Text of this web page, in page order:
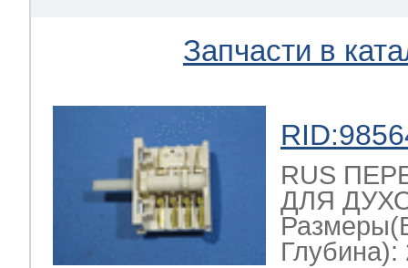
Запчасти в
RUS
ДЛЯ
Глубина):